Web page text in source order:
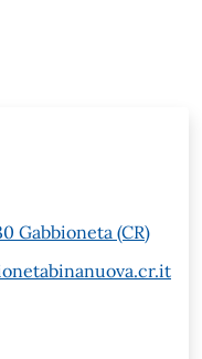
Gabbioneta (CR)